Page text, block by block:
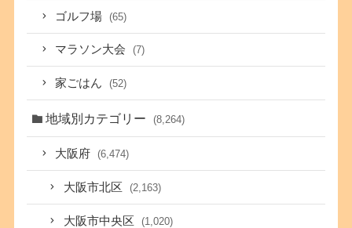
ゴルフ場 (65)
マラソン大会 (7)
家ごはん (52)
地域別カテゴリー (8,264)
大阪府 (6,474)
大阪市北区 (2,163)
大阪市中央区 (1,020)